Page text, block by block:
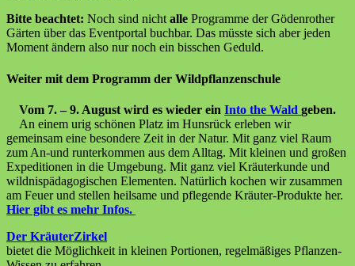
Bitte beachtet: Noch sind nicht alle Programme der Gödenrother
Gärten über das Eventportal buchbar. Das müsste sich aber jeden
Moment ändern also nur noch ein bisschen Geduld.
Weiter mit dem Programm der Wildpflanzenschule
Vom 7. – 9. August wird es wieder ein Into the Wald geben.
An einem urig schönen Platz im Hunsrück erleben wir
gemeinsam eine besondere Zeit in der Natur. Mit ganz viel Raum
zum An-und runterkommen aus dem Alltag. Mit kleinen und großen
Expeditionen in die Umgebung. Mit ganz viel Kräuterkunde und
wildnispädagogischen Elementen. Natürlich kochen wir zusammen
am Feuer und stellen heilsame und pflegende Kräuter-Produkte her.
Hier gibt es mehr Infos.
Der KräuterZirkel
bietet die Möglichkeit in kleinen Portionen, regelmäßiges Pflanzen-